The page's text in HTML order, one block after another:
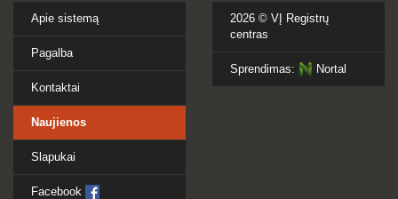
Apie sistemą
Pagalba
Kontaktai
Naujienos
Slapukai
Facebook
2026 © VĮ Registrų
centras
Sprendimas: Nortal